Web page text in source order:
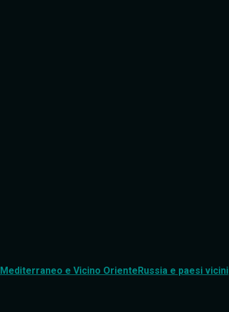
Mediterraneo e Vicino OrienteRussia e paesi vicini